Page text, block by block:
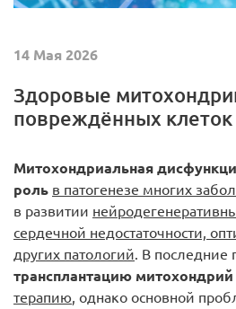
14 Мая 2026
Здоровые
повреждённых клеток
Митохондриальная
роль в патогенезе многих
в развитии
сердечной недостаточности,
других патологий. В последние
трансплантацию митохондрий
терапию, однако основной